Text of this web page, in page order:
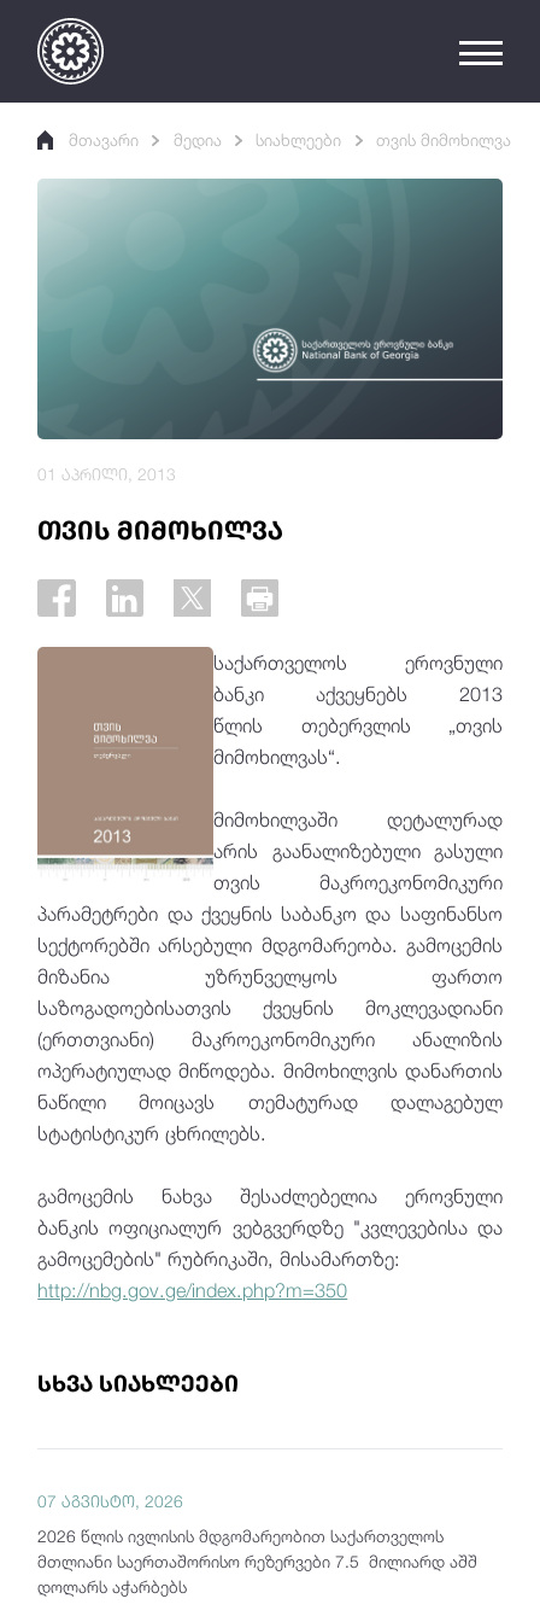
მთავარი მედია სიახლეები თვის მიმოხილვა
თვის მიმოხილვა
01 აპრილი, 2013
საქართველოს ეროვნული
ბანკი აქვეყნებს 2013
წლის თებერვლის „თვის
მიმოხილვას“.
მიმოხილვაში დეტალურად
არის გაანალიზებული გასული
თვის მაკროეკონომიკური
პარამეტრები და ქვეყნის საბანკო და საფინანსო
სექტორებში არსებული მდგომარეობა. გამოცემის
მიზანია უზრუნველყოს ფართო
საზოგადოებისათვის ქვეყნის მოკლევადიანი
(ერთთვიანი) მაკროეკონომიკური ანალიზის
ოპერატიულად მიწოდება. მიმოხილვის დანართის
ნაწილი მოიცავს თემატურად დალაგებულ
სტატისტიკურ ცხრილებს.
გამოცემის ნახვა შესაძლებელია ეროვნული
ბანკის ოფიციალურ ვებგვერდზე "კვლევებისა და
გამოცემების" რუბრიკაში, მისამართზე:
http://nbg.gov.ge/index.php?m=350
სხვა სიახლეები
07 აგვისტო, 2026
2026 წლის ივლისის მდგომარეობით საქართველოს
მთლიანი საერთაშორისო რეზერვები 7.5 მილიარდ აშშ
დოლარს აჭარბებს